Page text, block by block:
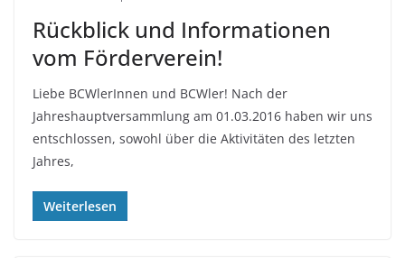
Rückblick und Informationen
vom Förderverein!
Liebe BCWlerInnen und BCWler! Nach der
Jahreshauptversammlung am 01.03.2016 haben wir uns
entschlossen, sowohl über die Aktivitäten des letzten
Jahres,
Weiterlesen